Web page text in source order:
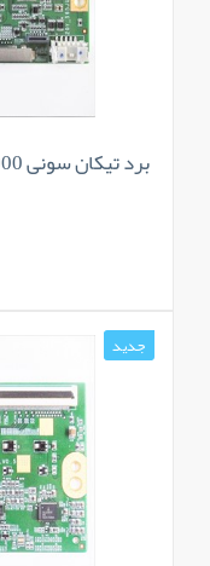
برد تیکان سونی 55X9000
جدید